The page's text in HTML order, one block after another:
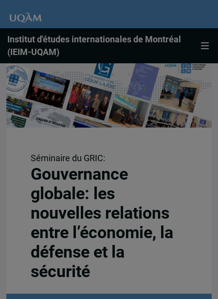
Institut d'études internationales de Montréal
(IEIM-UQAM)
Séminaire du GRIC:
Gouvernance
globale: les
nouvelles relations
entre l’économie, la
défense et la
sécurité